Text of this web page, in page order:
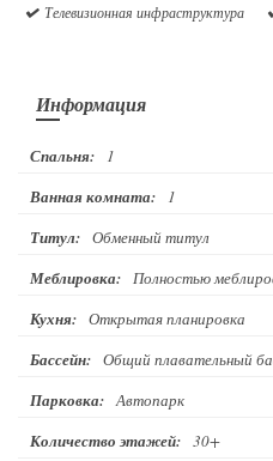
Телевизионная инфраструктура
Информация
Спальня:
1
Ванная комната:
1
Титул: Обменный титул
Меблировка: Полностью
Кухня: Открытая планировка
Бассейн: Общий плавательный
Парковка: Автопарк
Количество этажей: 30+